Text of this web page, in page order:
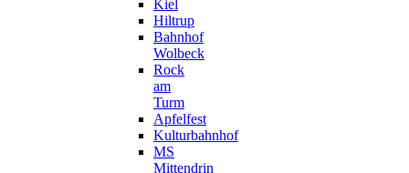
Kiel
Hiltrup
Bahnhof
Wolbeck
Rock
am
Turm
Apfelfest
Kulturbahnhof
MS
Mittendrin